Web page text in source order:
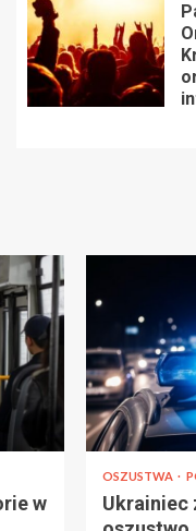
w
OSZUSTWA
Ukrainiec